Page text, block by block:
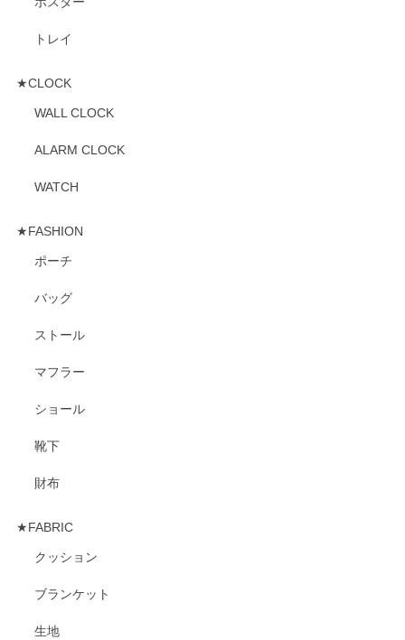
トレイ
★CLOCK
WALL CLOCK
ALARM CLOCK
WATCH
★FASHION
ポーチ
バッグ
ストール
マフラー
ショール
靴下
財布
★FABRIC
クッション
ブランケット
生地